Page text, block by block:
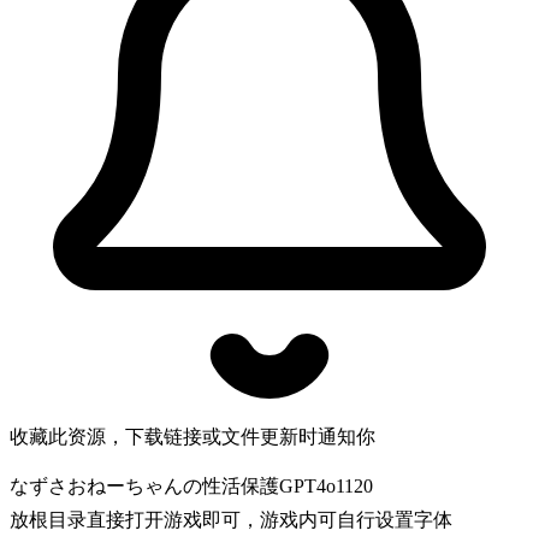
收藏此资源，下载链接或文件更新时通知你
なずさおねーちゃんの性活保護GPT4o1120
放根目录直接打开游戏即可，游戏内可自行设置字体